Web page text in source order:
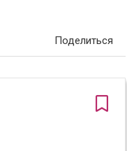
Поделиться